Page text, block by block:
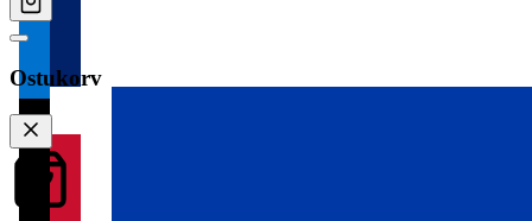
Ostukorv